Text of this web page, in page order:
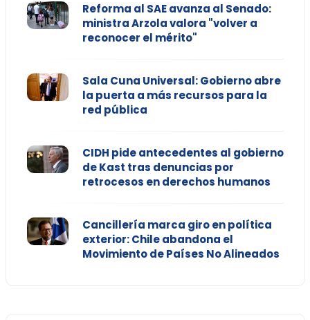
Reforma al SAE avanza al Senado:
ministra Arzola valora "volver a
reconocer el mérito"
Sala Cuna Universal: Gobierno abre
la puerta a más recursos para la
red pública
CIDH pide antecedentes al gobierno
de Kast tras denuncias por
retrocesos en derechos humanos
Cancillería marca giro en política
exterior: Chile abandona el
Movimiento de Países No Alineados